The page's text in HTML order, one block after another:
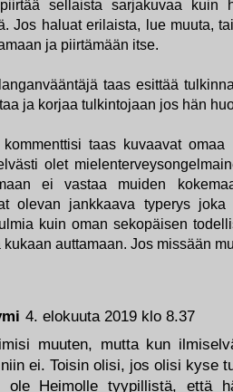
4. elokuuta 2019 klo 8.37
muuten, mutta kun
ei. Toisin olisi, jos olisi kyse
ole Heimolle tyypillistä, että
sellaista sarjakuvaa kuin
Jos haluat erilaista, lue muuta,
ja piirtämään itse.
taas esittää
ja korjaa tulkintojaan jos hän
kommenttisi taas kuvaavat
olet
ei vastaa muiden
olevan jankkaava typerys
kuin oman sekopäisen
kukaan auttamaan. Jos missään